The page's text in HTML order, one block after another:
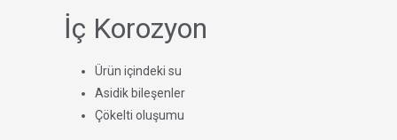
İç Korozyon
Ürün içindeki su
Asidik bileşenler
Çökelti oluşumu